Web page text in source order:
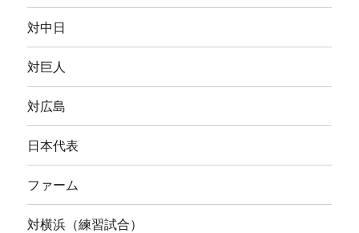
対中日
対巨人
対広島
日本代表
ファーム
対横浜（練習試合）